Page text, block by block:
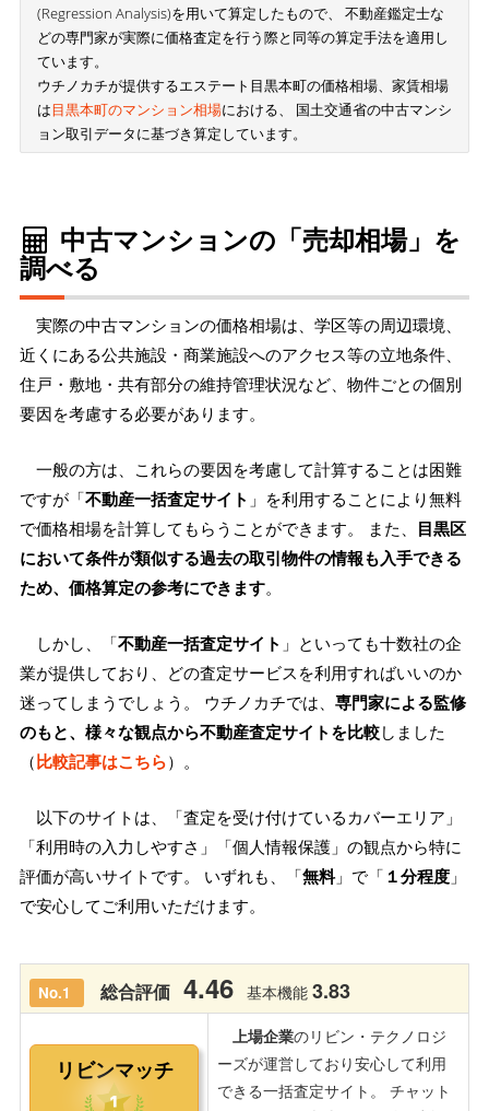
(Regression Analysis)を用いて算定したもので、 不動産鑑定士な
どの専門家が実際に価格査定を行う際と同等の算定手法を適用し
ています。
ウチノカチが提供するエステート目黒本町の価格相場、家賃相場
は目黒本町のマンション相場における、 国土交通省の中古マンシ
ョン取引データに基づき算定しています。
中古マンションの「売却相場」を
調べる
実際の中古マンションの価格相場は、学区等の周辺環境、
近くにある公共施設・商業施設へのアクセス等の立地条件、
住戸・敷地・共有部分の維持管理状況など、物件ごとの個別
要因を考慮する必要があります。
一般の方は、これらの要因を考慮して計算することは困難
ですが「不動産一括査定サイト 」を利用することにより無料
で価格相場を計算してもらうことができます。 また、 目黒区
において条件が類似する過去の取引物件の情報も入手できる
ため、価格算定の参考にできます。
しかし、「不動産一括査定サイト 」といっても十数社の企
業が提供しており、どの査定サービスを利用すればいいのか
迷ってしまうでしょう。 ウチノカチでは、 専門家による監修
のもと、様々な観点から不動産査定サイトを比較しました
（比較記事はこちら）。
以下のサイトは、「査定を受け付けているカバーエリア」
「利用時の入力しやすさ」「個人情報保護」の観点から特に
評価が高いサイトです。 いずれも、「無料」で「 １分程度 」
で安心してご利用いただけます。